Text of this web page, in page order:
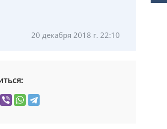
20 декабря 2018 г. 22:10